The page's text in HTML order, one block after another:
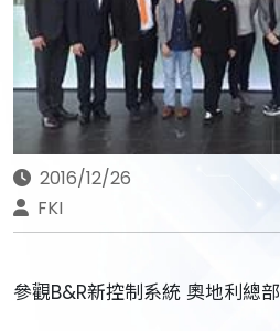
2016/12/26
FKI
參觀B&R新控制系統 奧地利總部